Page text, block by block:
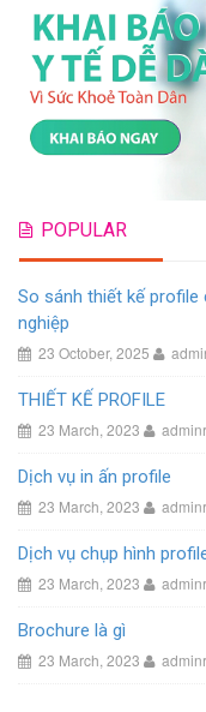
POPULAR
So sánh thiết kế profile
nghiệp
23 October, 2025
THIẾT KẾ PROFILE
23 March, 2023
Dịch vụ in ấn profile
23 March, 2023
Dịch vụ chụp hình
23 March, 2023
Brochure là gì
23 March, 2023